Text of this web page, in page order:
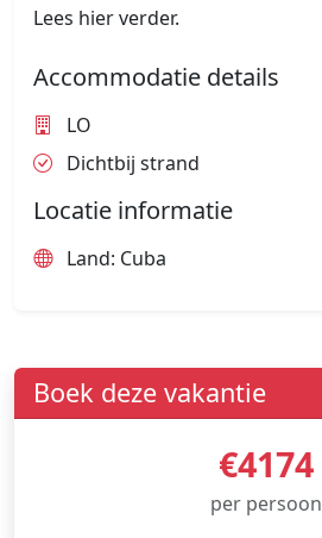
Lees hier verder.
Accommodatie details
LO
Dichtbij strand
Locatie informatie
Land: Cuba
Boek deze vakantie
€4174
per persoon